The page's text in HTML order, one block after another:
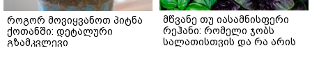
როგორ მოვიყვანოთ პიტნა
ქოთანში: დეტალური
გზამკვლევი
მწვანე თუ იასამნისფერი
რეჰანი: რომელი ჯობს
სალათისთვის და რა არის